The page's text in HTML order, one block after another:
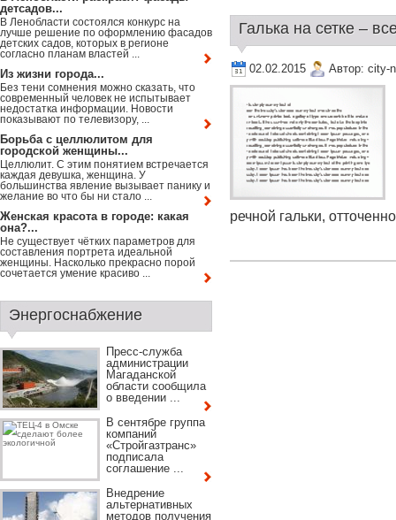
Галька на сетке –
02.02.2015 Автор: city-
речной гальки,
детсадов...
В Ленобласти состоялся конкурс на
лучше решение по оформлению фасадов
детских садов, которых в регионе
согласно планам властей ...
Из жизни города...
Без тени сомнения можно сказать, что
современный человек не испытывает
недостатка информации. Новости
показывают по телевизору, ...
Борьба с целлюлитом для
городской женщины...
Целлюлит. С этим понятием встречается
каждая девушка, женщина. У
большинства явление вызывает панику и
желание во что бы ни стало ...
Женская красота в городе: какая
она?...
Не существует чётких параметров для
составления портрета идеальной
женщины. Насколько прекрасно порой
сочетается умение красиво ...
Энергоснабжение
Пресс-служба
администрации
Магаданской
области сообщила
о введении ...
В сентябре группа
компаний
«Стройгазтранс»
подписала
соглашение ...
Внедрение
альтернативных
методов получения